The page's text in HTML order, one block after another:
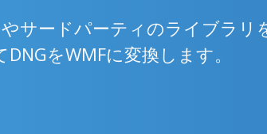
サードパーティのライブラリ
をWMFに変換します。